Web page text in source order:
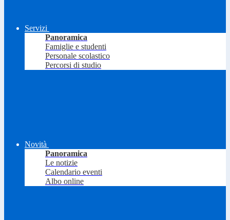
Servizi
Panoramica
Famiglie e studenti
Personale scolastico
Percorsi di studio
Novità
Panoramica
Le notizie
Calendario eventi
Albo online